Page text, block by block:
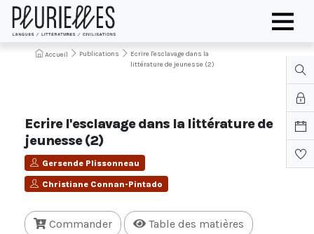
Accueil Publications
Ecrire l'esclavage dans la
littérature de jeunesse (2)
Ecrire l'esclavage dans la littérature de
jeunesse (2)
Gersende Plissonneau
Christiane Connan-Pintado
Commander Table des matières